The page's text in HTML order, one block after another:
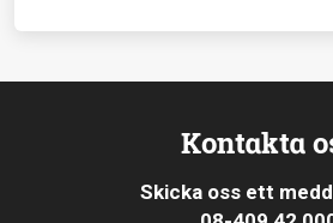
Kontakta
Skicka oss ett